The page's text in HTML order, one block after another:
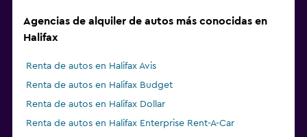
Agencias de alquiler de autos más conocidas en
Halifax
Renta de autos en Halifax Avis
Renta de autos en Halifax Budget
Renta de autos en Halifax Dollar
Renta de autos en Halifax Enterprise Rent-A-Car